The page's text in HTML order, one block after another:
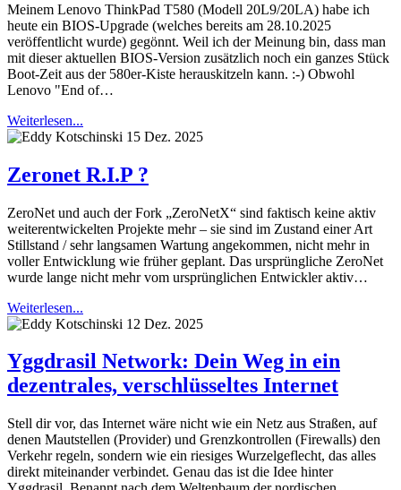
Meinem Lenovo ThinkPad T580 (Modell 20L9/20LA) habe ich
heute ein BIOS-Upgrade (welches bereits am 28.10.2025
veröffentlicht wurde) gegönnt. Weil ich der Meinung bin, dass man
mit dieser aktuellen BIOS-Version zusätzlich noch ein ganzes Stück
Boot-Zeit aus der 580er-Kiste herauskitzeln kann. :-) Obwohl
Lenovo "End of…
Weiterlesen...
15 Dez. 2025
Zeronet R.I.P ?
ZeroNet und auch der Fork „ZeroNetX“ sind faktisch keine aktiv
weiterentwickelten Projekte mehr – sie sind im Zustand einer Art
Stillstand / sehr langsamen Wartung angekommen, nicht mehr in
voller Entwicklung wie früher geplant. Das ursprüngliche ZeroNet
wurde lange nicht mehr vom ursprünglichen Entwickler aktiv…
Weiterlesen...
12 Dez. 2025
Yggdrasil Network: Dein Weg in ein
dezentrales, verschlüsseltes Internet
Stell dir vor, das Internet wäre nicht wie ein Netz aus Straßen, auf
denen Mautstellen (Provider) und Grenzkontrollen (Firewalls) den
Verkehr regeln, sondern wie ein riesiges Wurzelgeflecht, das alles
direkt miteinander verbindet. Genau das ist die Idee hinter